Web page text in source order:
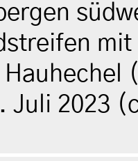
Hauhechel
Juli 2023